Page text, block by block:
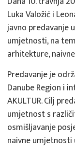
Luka Valožić i
javno predavanje
umjetnosti, na
arhitekture,
Predavanje je
Danube Region i
AKULTUR. Cilj
umjetnost s
osmišljavanje
naivne umjetnosti